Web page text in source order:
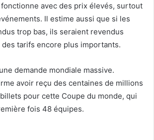
avec des prix élevés, surtout
Il estime aussi que si les
trop bas, ils seraient revendus
des tarifs encore plus importants.
demande mondiale massive.
avoir reçu des centaines de millions
pour cette Coupe du monde, qui
fois 48 équipes.